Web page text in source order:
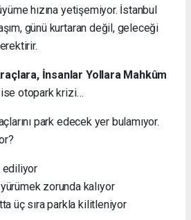
hızına yetişemiyor. İstanbul
günü kurtaran değil, geleceği
İnsanlar Yollara Mahkûm
otopark krizi…
park edecek yer bulamıyor.
ediliyor
zorunda kalıyor
üç sıra parkla kilitleniyor